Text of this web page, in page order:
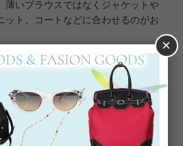
薄いブラウスではなくジャケットや
ット、コートなどに合わせるのがお
×